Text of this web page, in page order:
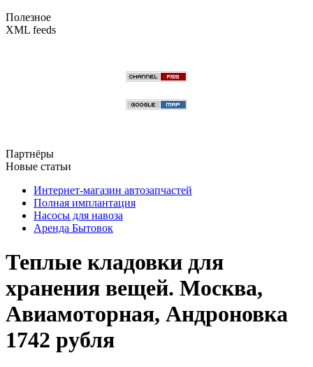
Полезное
XML feeds
Партнёры
Новые статьи
Интернет-магазин автозапчастей
Полная имплантация
Насосы для навоза
Аренда Бытовок
Теплые кладовки для
хранения вещей. Москва,
Авиамоторная, Андроновка
1742 рубля